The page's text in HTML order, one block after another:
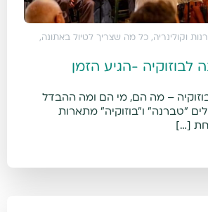
וקולינריה, כל מה שצריך לטיול באתונה,
לבוזוקיה -הגיע הזמן
– מה הם, מי הם ומה ההבדל
"טברנה" ו"בוזוקיה" מתארות
[…]